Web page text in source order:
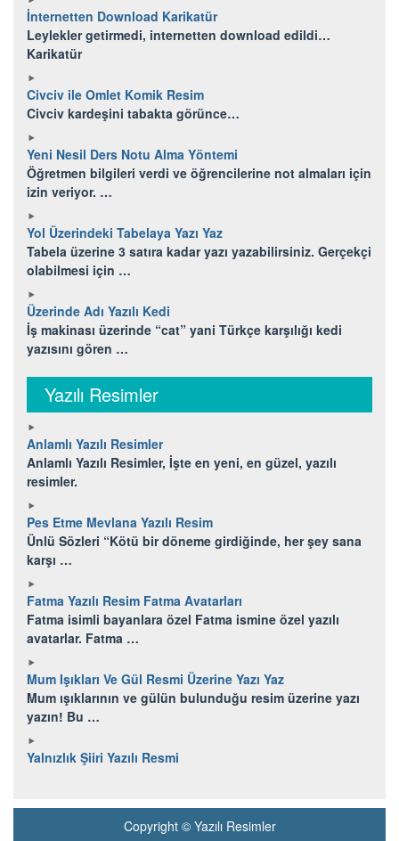
İnternetten Download Karikatür
Leylekler getirmedi, internetten download edildi…
Karikatür
Civciv ile Omlet Komik Resim
Civciv kardeşini tabakta görünce…
Yeni Nesil Ders Notu Alma Yöntemi
Öğretmen bilgileri verdi ve öğrencilerine not almaları için
izin veriyor. …
Yol Üzerindeki Tabelaya Yazı Yaz
Tabela üzerine 3 satıra kadar yazı yazabilirsiniz. Gerçekçi
olabilmesi için …
Üzerinde Adı Yazılı Kedi
İş makinası üzerinde “cat” yani Türkçe karşılığı kedi
yazısını gören …
Yazılı Resimler
Anlamlı Yazılı Resimler
Anlamlı Yazılı Resimler, İşte en yeni, en güzel, yazılı
resimler.
Pes Etme Mevlana Yazılı Resim
Ünlü Sözleri “Kötü bir döneme girdiğinde, her şey sana
karşı …
Fatma Yazılı Resim Fatma Avatarları
Fatma isimli bayanlara özel Fatma ismine özel yazılı
avatarlar. Fatma …
Mum Işıkları Ve Gül Resmi Üzerine Yazı Yaz
Mum ışıklarının ve gülün bulunduğu resim üzerine yazı
yazın! Bu …
Yalnızlık Şiiri Yazılı Resmi
Copyright © Yazılı Resimler